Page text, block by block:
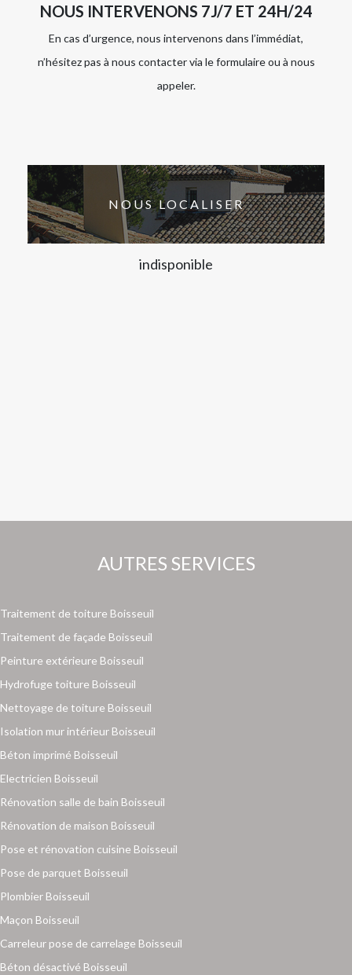
NOUS INTERVENONS 7J/7 ET 24H/24
En cas d’urgence, nous intervenons dans l’immédiat,
n’hésitez pas à nous contacter via le formulaire ou à nous
appeler.
NOUS LOCALISER
indisponible
AUTRES SERVICES
Traitement de toiture Boisseuil
Traitement de façade Boisseuil
Peinture extérieure Boisseuil
Hydrofuge toiture Boisseuil
Nettoyage de toiture Boisseuil
Isolation mur intérieur Boisseuil
Béton imprimé Boisseuil
Electricien Boisseuil
Rénovation salle de bain Boisseuil
Rénovation de maison Boisseuil
Pose et rénovation cuisine Boisseuil
Pose de parquet Boisseuil
Plombier Boisseuil
Maçon Boisseuil
Carreleur pose de carrelage Boisseuil
Béton désactivé Boisseuil